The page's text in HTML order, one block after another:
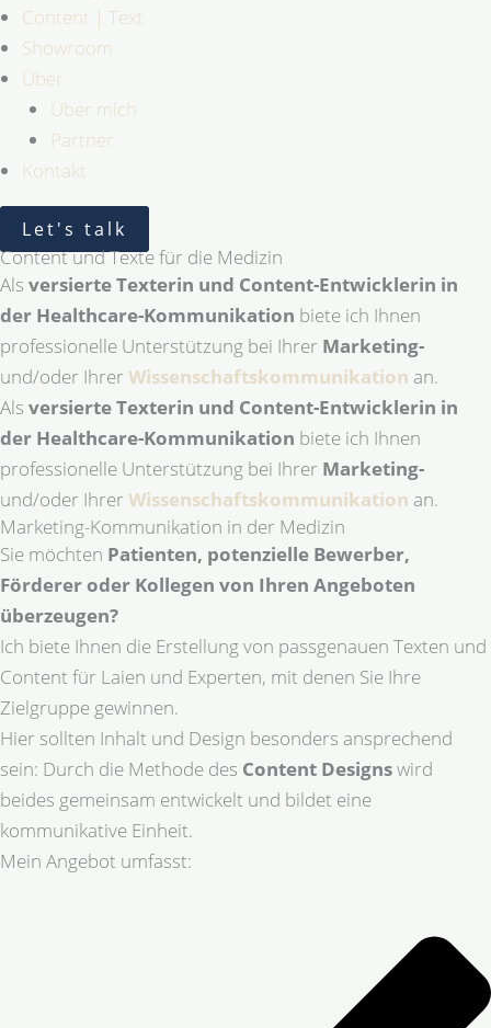
Content | Text
Showroom
Über
Über mich
Partner
Kontakt
Let's talk
Content und Texte für die Medizin
Als versierte Texterin und Content-Entwicklerin in
der Healthcare-Kommunikation biete ich Ihnen
professionelle Unterstützung bei Ihrer Marketing-
und/oder Ihrer Wissenschaftskommunikation an.
Als versierte Texterin und Content-Entwicklerin in
der Healthcare-Kommunikation biete ich Ihnen
professionelle Unterstützung bei Ihrer Marketing-
und/oder Ihrer Wissenschaftskommunikation an.
Marketing-Kommunikation in der Medizin
Sie möchten Patienten, potenzielle Bewerber,
Förderer oder Kollegen von Ihren Angeboten
überzeugen?
Ich biete Ihnen die Erstellung von passgenauen Texten und
Content für Laien und Experten, mit denen Sie Ihre
Zielgruppe gewinnen.
Hier sollten Inhalt und Design besonders ansprechend
sein: Durch die Methode des Content Designswird
beides gemeinsam entwickelt und bildet eine
kommunikative Einheit.
Mein Angebot umfasst: